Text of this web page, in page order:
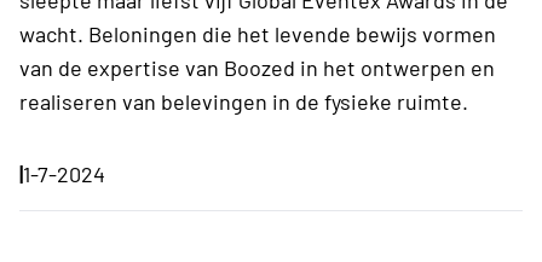
wacht. Beloningen die het levende bewijs vormen
van de expertise van Boozed in het ontwerpen en
realiseren van belevingen in de fysieke ruimte.
|1-7-2024